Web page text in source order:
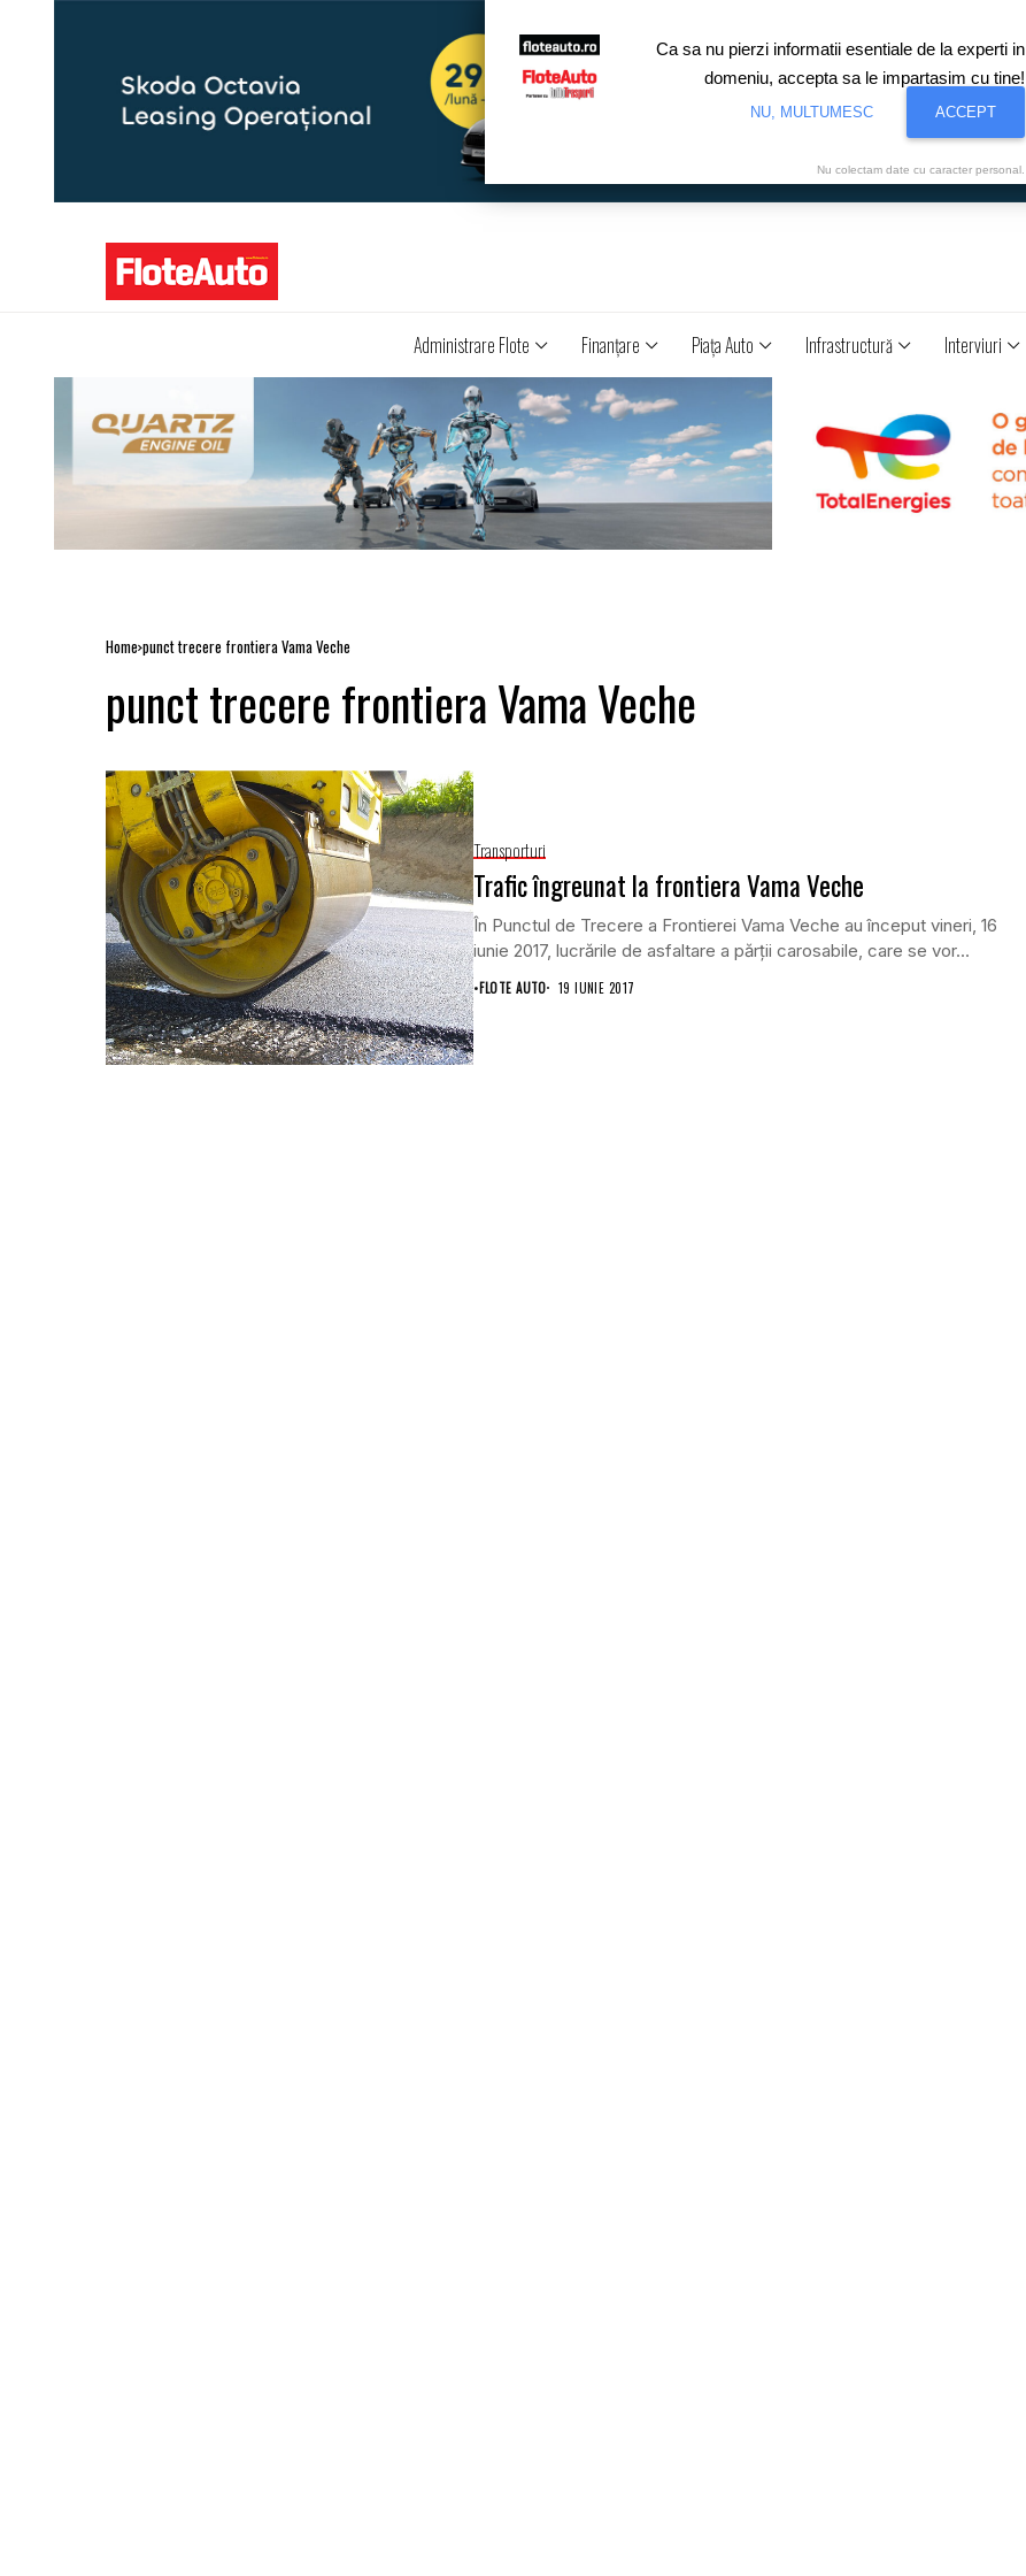
Administrare Flote Finanţare Piaţa Auto Infrastructură Interviuri
Home punct trecere frontiera Vama Veche
punct trecere frontiera Vama Veche
Transporturi
Trafic îngreunat la frontiera Vama Veche
În Punctul de Trecere a Frontierei Vama Veche au început vineri, 16
iunie 2017, lucrările de asfaltare a părţii carosabile, care se vor...
•FLOTE AUTO 19 IUNIE 2017
Ca sa nu pierzi informatii esentiale de la experti in
domeniu, accepta sa le impartasim cu tine!
NU, MULTUMESC ACCEPT
Nu colectam date cu caracter personal.